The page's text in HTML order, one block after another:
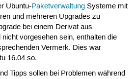
Ubuntu-PaketverwaltungSysteme mit
und mehreren Upgrades zu
bei einem Derivat aus
vorgesehen sein, enthalten die
Vermerk. Dies war
16.04 so.
Tipps sollen bei Problemen während